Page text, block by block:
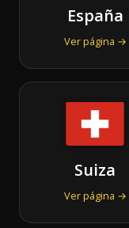
España
Ver página →
Suiza
Ver página →